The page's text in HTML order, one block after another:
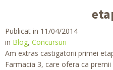
Publicat in 11/04/2014
in Blog, Concursuri
Am extras castigatorii primei
Farmacia 3, care ofera ca